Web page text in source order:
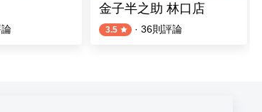
金子半之助 林口店
3.5 · 36則評論